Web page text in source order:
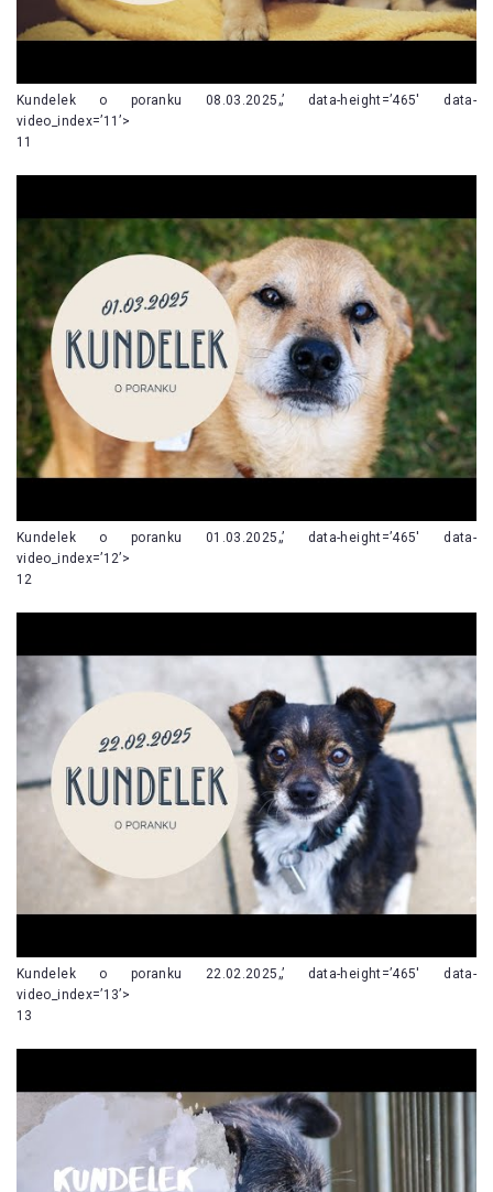
Kundelek o poranku 08.03.2025„’ data-height=’465′ data-
video_index=’11’>
11
Kundelek o poranku 01.03.2025„’ data-height=’465′ data-
video_index=’12’>
12
Kundelek o poranku 22.02.2025„’ data-height=’465′ data-
video_index=’13’>
13